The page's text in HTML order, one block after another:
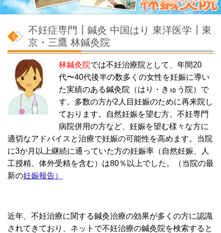
不妊症専門┃鍼灸 中国はり 東洋医学┃東
京・三鷹 林鍼灸院
林鍼灸院では不妊治療院として、年間20
代〜40代後半の数多くの女性を妊娠に導い
た実績のある鍼灸院（はり・きゅう院）で
す。多数の方が2人目妊娠のために再来院し
ております。自然妊娠を望む方、不妊専門
病院併用の方など、妊娠を望む様々な方に
適切なアドバイスと治療で妊娠の可能性を高めます。当院
に3か月以上継続に通っていた方の妊娠率（自然妊娠、人
工授精、体外受精を含む）は80％以上でした。（当院の最
新の妊娠報告）
近年、不妊治療に関する鍼灸治療の効果が多くの方に認識
されてきており、ネットで不妊治療の鍼灸院を検索すると